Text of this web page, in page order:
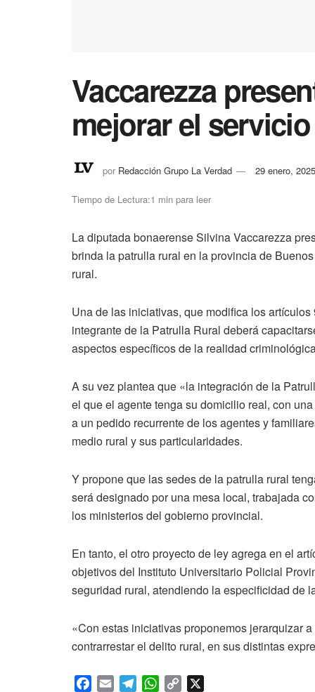
Vaccarezza
mejorar el
por Redacción Grupo La Verdad 29 enero, 2025
Tiempo de Lectura:1 min para leer
La diputada bonaerense Silvina Vaccarezza
brinda la patrulla rural en la provincia de
rural.
Una de las iniciativas, que modifica los
integrante de la Patrulla Rural deberá
aspectos específicos de la realidad
A su vez plantea que «la integración de la
el que el agente tenga su domicilio real, con
a un pedido recurrente de los agentes y
medio rural y sus particularidades.
Y propone que las sedes de la patrulla rural
será designado por una mesa local, trabajada
los ministerios del gobierno provincial.
En tanto, el otro proyecto de ley agrega en el
objetivos del Instituto Universitario Policial
seguridad rural, atendiendo la especificidad de
«Con estas iniciativas proponemos jerarquizar
contrarrestar el delito rural, en sus distintas
W